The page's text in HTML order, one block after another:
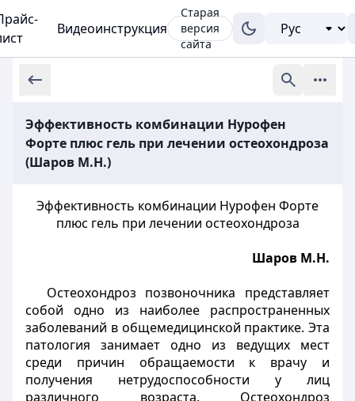
Видеоинструкция
Старая
версия
сайта
Эффективность комбинации Нурофен
Форте плюс гель при лечении остеохондроза
(Шаров М.Н.)
Эффективность комбинации Нурофен Форте
плюс гель при лечении остеохондроза
Шаров М.Н.
Остеохондроз позвоночника представляет
собой одно из наиболее распространенных
заболеваний в общемедицинской практике. Эта
патология занимает одно из ведущих мест
среди причин обращаемости к врачу и
получения нетрудоспособности у лиц
различного возраста. Остеохондроз